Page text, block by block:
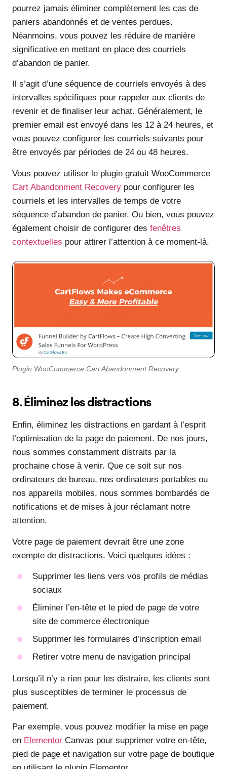
pourrez jamais éliminer complètement les cas de
paniers abandonnés et de ventes perdues.
Néanmoins, vous pouvez les réduire de manière
significative en mettant en place des courriels
d’abandon de panier.
Il s’agit d’une séquence de courriels envoyés à des
intervalles spécifiques pour rappeler aux clients de
revenir et de finaliser leur achat. Généralement, le
premier email est envoyé dans les 12 à 24 heures, et
vous pouvez configurer les courriels suivants pour
être envoyés par périodes de 24 ou 48 heures.
Vous pouvez utiliser le plugin gratuit WooCommerce
Cart Abandonment Recovery pour configurer les
courriels et les intervalles de temps de votre
séquence d’abandon de panier. Ou bien, vous pouvez
également choisir de configurer des fenêtres
contextuelles pour attirer l’attention à ce moment-là.
Plugin WooCommerce Cart Abandonment Recovery
8. Éliminez les distractions
Enfin, éliminez les distractions en gardant à l’esprit
l’optimisation de la page de paiement. De nos jours,
nous sommes constamment distraits par la
prochaine chose à venir. Que ce soit sur nos
ordinateurs de bureau, nos ordinateurs portables ou
nos appareils mobiles, nous sommes bombardés de
notifications et de mises à jour réclamant notre
attention.
Votre page de paiement devrait être une zone
exempte de distractions. Voici quelques idées :
Supprimer les liens vers vos profils de médias
sociaux
Éliminer l’en-tête et le pied de page de votre
site de commerce électronique
Supprimer les formulaires d’inscription email
Retirer votre menu de navigation principal
Lorsqu’il n’y a rien pour les distraire, les clients sont
plus susceptibles de terminer le processus de
paiement.
Par exemple, vous pouvez modifier la mise en page
en Elementor Canvas pour supprimer votre en-tête,
pied de page et navigation sur votre page de boutique